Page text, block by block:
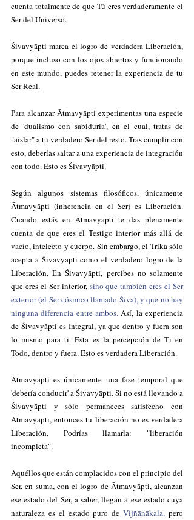
cuenta totalmente de que Tú eres verdaderamente el
Ser del Universo.
Śivavyāpti marca el logro de verdadera Liberación,
porque incluso con los ojos abiertos y funcionando
en este mundo, puedes retener la experiencia de tu
Ser Real.
Para alcanzar Ātmavyāpti experimentas una especie
de 'dualismo con sabiduría', en el cual, tratas de
"aislar" a tu verdadero Ser del resto. Tras cumplir con
esto, deberías saltar a una experiencia de integración
con todo. Esto es Śivavyāpti.
Según algunos sistemas filosóficos, únicamente
Ātmavyāpti (inherencia en el Ser) es Liberación.
Cuando estás en Ātmavyāpti te das plenamente
cuenta de que eres el Testigo interior más allá de
vacío, intelecto y cuerpo. Sin embargo, el Trika sólo
acepta a Śivavyāpti como el verdadero logro de la
Liberación. En Śivavyāpti, percibes no solamente
que eres el Ser interior, sino que también eres el Ser
exterior (el Ser cósmico llamado Śiva), y que no hay
ninguna diferencia entre ambos. Así, la experiencia
de Śivavyāpti es Integral, ya que dentro y fuera son
lo mismo para ti. Ésta es la percepción de Ti en
Todo, dentro y fuera. Esto es verdadera Liberación.
Ātmavyāpti es únicamente una fase temporal que
'debería conducir' a Śivavyāpti. Si no está llevando a
Śivavyāpti y sólo permaneces satisfecho con
Ātmavyāpti, entonces tu liberación no es verdadera
Liberación. Podrías llamarla: "liberación
incompleta".
Aquéllos que están complacidos con el principio del
Ser, en suma, con el logro de Ātmavyāpti, alcanzan
ese estado del Ser, a saber, llegan a ese estado cuya
naturaleza es el estado puro de Vijñānākala, pero